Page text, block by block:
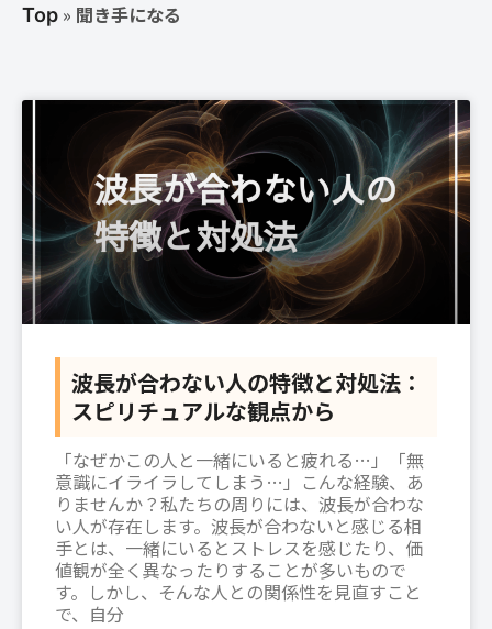
Top » 聞き手になる
波長が合わない人の特徴と対処法：
スピリチュアルな観点から
「なぜかこの人と一緒にいると疲れる…」「無
意識にイライラしてしまう…」こんな経験、あ
りませんか？私たちの周りには、波長が合わな
い人が存在します。波長が合わないと感じる相
手とは、一緒にいるとストレスを感じたり、価
値観が全く異なったりすることが多いもので
す。しかし、そんな人との関係性を見直すこと
で、自分